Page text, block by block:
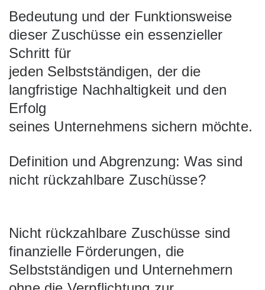
Bedeutung und der Funktionsweise
dieser Zuschüsse ein essenzieller
Schritt für
jeden Selbstständigen, der die
langfristige Nachhaltigkeit und den
Erfolg
seines Unternehmens sichern möchte.
Definition und Abgrenzung: Was sind
nicht rückzahlbare Zuschüsse?
Nicht rückzahlbare Zuschüsse sind
finanzielle Förderungen, die
Selbstständigen und Unternehmern